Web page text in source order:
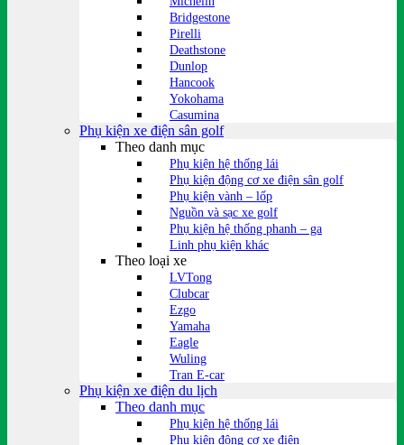
Bridgestone
Pirelli
Deathstone
Dunlop
Hancook
Yokohama
Casumina
Phụ kiện xe điện sân golf
Theo danh mục
Phụ kiện hệ thống lái
Phụ kiện động cơ xe điện sân golf
Phụ kiện vành – lốp
Nguồn và sạc xe golf
Phụ kiện hệ thống phanh – ga
Linh phụ kiện khác
Theo loại xe
LVTong
Clubcar
Ezgo
Yamaha
Eagle
Wuling
Tran E-car
Phụ kiện xe điện du lịch
Theo danh mục
Phụ kiện hệ thống lái
Phụ kiện động cơ xe điện